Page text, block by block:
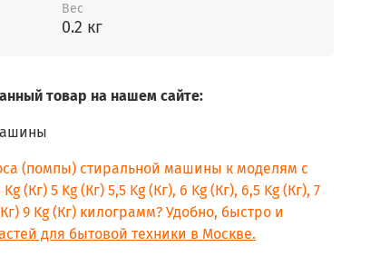
Вес
0.2 кг
товар на нашем сайте:
(помпы) стиральной машины к моделям с
(Кг) 5 Kg (Кг) 5,5 Kg (Кг), 6 Kg (Кг), 6,5 Kg (Кг), 7
9 Kg (Кг) килограмм? Удобно, быстро и
для бытовой техники в Москве.